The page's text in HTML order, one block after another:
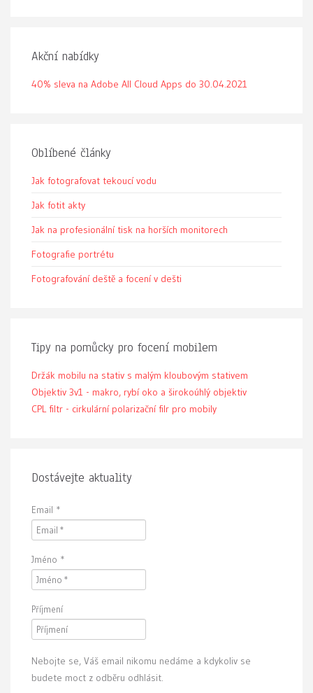
Akční nabídky
40% sleva na Adobe All Cloud Apps do 30.04.2021
Oblíbené články
Jak fotografovat tekoucí vodu
Jak fotit akty
Jak na profesionální tisk na horších monitorech
Fotografie portrétu
Fotografování deště a focení v dešti
Tipy na pomůcky pro focení mobilem
Držák mobilu na stativ s malým kloubovým stativem
Objektiv 3v1 - makro, rybí oko a širokoúhlý objektiv
CPL filtr - cirkulární polarizační filr pro mobily
Dostávejte aktuality
Email *
Jméno *
Příjmení
Nebojte se, Váš email nikomu nedáme a kdykoliv se
budete moct z odběru odhlásit.